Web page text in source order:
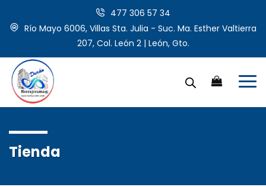
477 306 57 34
Río Mayo 6006, Villas Sta. Julia - Suc. Ma. Esther Valtierra
207, Col. León 2 | León, Gto.
Tienda